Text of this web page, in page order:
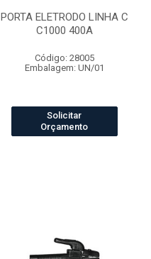
PORTA ELETRODO LINHA C
C1000 400A
Código: 28005
Embalagem: UN/01
Solicitar
Orçamento